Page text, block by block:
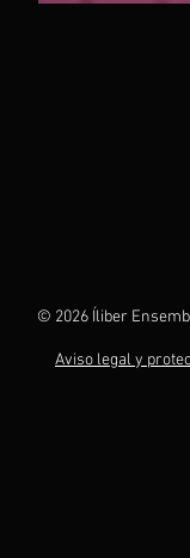
© 2026 Íliber
Aviso legal y